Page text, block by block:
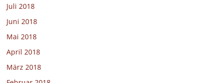
Juli 2018
Juni 2018
Mai 2018
April 2018
März 2018